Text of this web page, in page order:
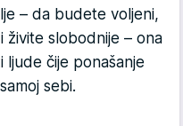
– da budete voljeni,
živite slobodnije – ona
čije ponašanje
sebi.